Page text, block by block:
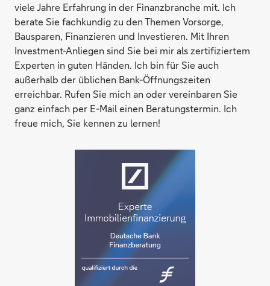
viele Jahre Erfahrung in der Finanzbranche mit. Ich
berate Sie fachkundig zu den Themen Vorsorge,
Bausparen, Finanzieren und Investieren. Mit Ihren
Investment-Anliegen sind Sie bei mir als zertifiziertem
Experten in guten Händen. Ich bin für Sie auch
außerhalb der üblichen Bank-Öffnungszeiten
erreichbar. Rufen Sie mich an oder vereinbaren Sie
ganz einfach per E-Mail einen Beratungstermin. Ich
freue mich, Sie kennen zu lernen!